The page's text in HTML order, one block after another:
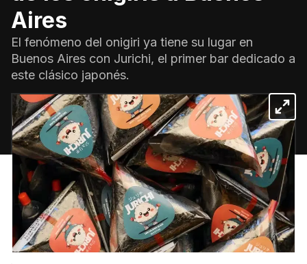
Aires
El fenómeno del onigiri ya tiene su lugar en
Buenos Aires con Jurichi, el primer bar dedicado a
este clásico japonés.